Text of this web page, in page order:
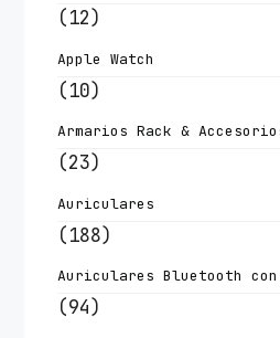
(12)
Apple Watch
(10)
Armarios Rack &
(23)
Auriculares
(188)
Auriculares Bluetooth
(94)